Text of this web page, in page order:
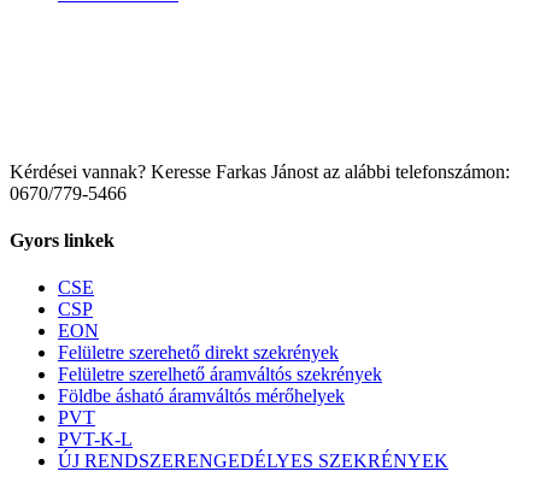
Kérdései vannak? Keresse Farkas Jánost az alábbi telefonszámon:
0670/779-5466
Gyors linkek
CSE
CSP
EON
Felületre szerehető direkt szekrények
Felületre szerelhető áramváltós szekrények
Földbe ásható áramváltós mérőhelyek
PVT
PVT-K-L
ÚJ RENDSZERENGEDÉLYES SZEKRÉNYEK